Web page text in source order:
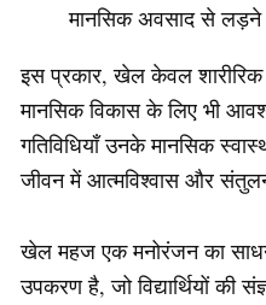
मानसिक अवसाद से
इस प्रकार, खेल केवल शारीरिक
मानसिक विकास के लिए भी
गतिविधियाँ उनके मानसिक
जीवन में आत्मविश्वास और
खेल महज एक मनोरंजन का
उपकरण है, जो विद्यार्थियों की